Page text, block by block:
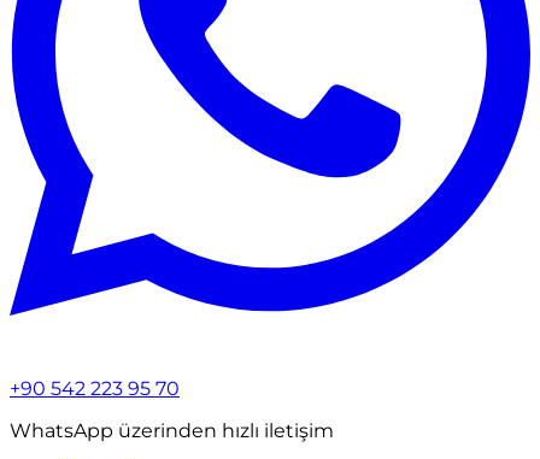
+90 542 223 95 70
WhatsApp üzerinden hızlı iletişim